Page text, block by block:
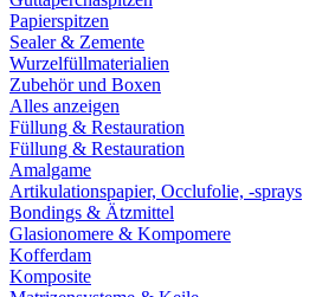
Papierspitzen
Sealer & Zemente
Wurzelfüllmaterialien
Zubehör und Boxen
Alles anzeigen
Füllung & Restauration
Füllung & Restauration
Amalgame
Artikulationspapier, Occlufolie, -sprays
Bondings & Ätzmittel
Glasionomere & Kompomere
Kofferdam
Komposite